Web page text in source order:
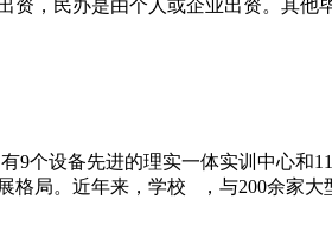
，民办是由个人或企业出资。其他
个设备先进的理实一体实训中心和
局。近年来，学校 ，与200余家大